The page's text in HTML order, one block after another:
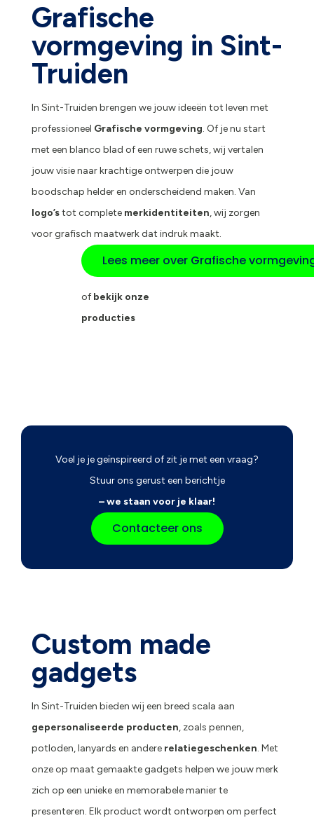
Grafische
vormgeving in Sint-
Truiden
In Sint-Truiden brengen we jouw ideeën tot leven met
professioneel Grafische vormgeving. Of je nu start
met een blanco blad of een ruwe schets, wij vertalen
jouw visie naar krachtige ontwerpen die jouw
boodschap helder en onderscheidend maken. Van
logo’stot complete merkidentiteiten, wij zorgen
voor grafisch maatwerk dat indruk maakt.
Lees meer over Grafische
ofbekijk onze
producties
Voel je je geïnspireerd of zit je met een vraag?
Stuur ons gerust een berichtje
– we staan voor je klaar!
Contacteer ons
Custom made
gadgets
In Sint-Truiden bieden wij een breed scala aan
gepersonaliseerde producten, zoals pennen,
potloden, lanyards en andere relatiegeschenken. Met
onze op maat gemaakte gadgets helpen we jouw merk
zich op een unieke en memorabele manier te
presenteren. Elk product wordt ontworpen om perfect